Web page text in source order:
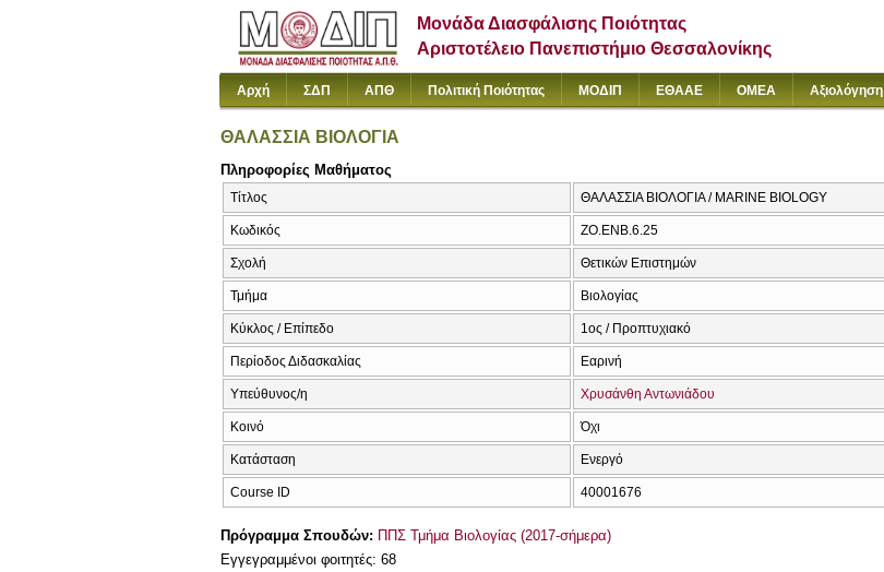
Μονάδα Διασφάλισης Ποιότητας
Αριστοτέλειο Πανεπιστήμιο Θεσσαλονίκης
Αρχή ΣΔΠ ΑΠΘ Πολιτική Ποιότητας ΜΟΔΙΠ ΕΘΑΑΕ ΟΜΕΑ Αξιολόγηση
ΘΑΛΑΣΣΙΑ ΒΙΟΛΟΓΙΑ
Πληροφορίες Μαθήματος
Τίτλος ΘΑΛΑΣΣΙΑ ΒΙΟΛΟΓΙΑ / MARINE BIOLOGY
Κωδικός ΖΟ.ENB.6.25
Σχολή Θετικών Επιστημών
Τμήμα Βιολογίας
Κύκλος / Επίπεδο 1ος / Προπτυχιακό
Περίοδος Διδασκαλίας Εαρινή
Υπεύθυνος/η Χρυσάνθη Αντωνιάδου
Κοινό Όχι
Κατάσταση Ενεργό
Course ID 40001676
Πρόγραμμα Σπουδών: ΠΠΣ Τμήμα Βιολογίας (2017-σήμερα)
Εγγεγραμμένοι φοιτητές: 68